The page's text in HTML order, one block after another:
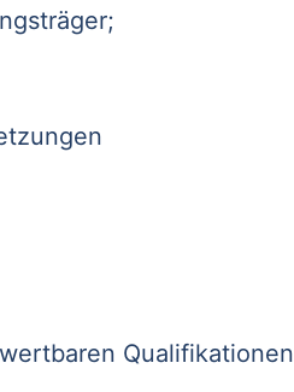
Qualifikationen